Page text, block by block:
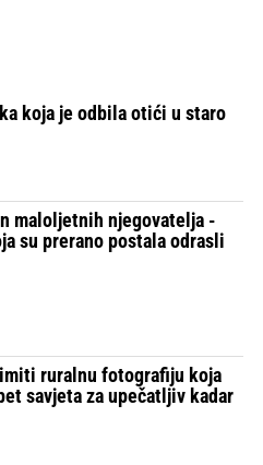
koja je odbila otići u staro
maloljetnih njegovatelja -
su prerano postala odrasli
ruralnu fotografiju koja
savjeta za upečatljiv kadar